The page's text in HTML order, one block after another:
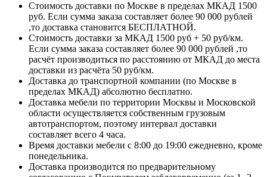
Стоимость доставки по Москве в пределах МКАД 1500
руб. Если сумма заказа составляет более 90 000 рублей
,то доставка становится БЕСПЛАТНОЙ.
Стоимость доставки за МКАД 1500 руб + 50 руб/км.
Если сумма заказа составляет более 90 000 рублей ,то
расчёт производиться по расстоянию от МКАД до места
доставки из расчёта 50 руб/км.
Доставка до транспортной компании (по Москве в
пределах МКАД) абсолютно бесплатно.
Доставка мебели по территории Москвы и Московской
области осуществляется собственным грузовым
автотранспортом, поэтому интервал доставки
составляет всего 4 часа.
Время доставки мебели с 8:00 до 19:00 ежедневно, кроме
понедельника.
Доставка производится по предварительному